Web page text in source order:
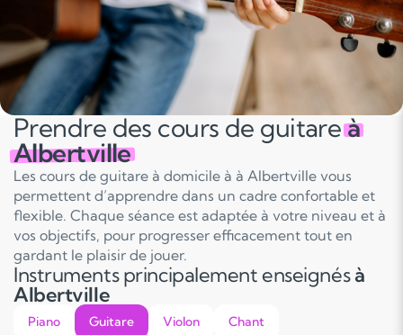
Prendre des cours de guitareà
Albertville
Les cours de guitare à domicile à à Albertville vous
permettent d’apprendre dans un cadre confortable et
flexible. Chaque séance est adaptée à votre niveau et à
vos objectifs, pour progresser efficacement tout en
gardant le plaisir de jouer.
Instruments principalement enseignésà
Albertville
Piano Guitare Violon Chant